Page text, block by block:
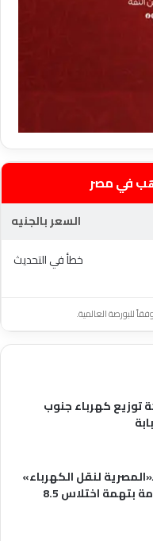
في مصر
السعر بالجنيه
خطأ في التحديث
للبورصة العالمية.
كهرباء جنوب
بـ«المصرية لنقل الكهرباء»
لنيابة الأموال العامة بتهمة اختلاس 8.5